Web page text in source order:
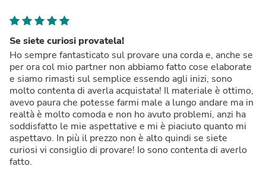
Se siete curiosi provatela!
Ho sempre fantasticato sul provare una corda e, anche se
per ora col mio partner non abbiamo fatto cose elaborate
e siamo rimasti sul semplice essendo agli inizi, sono
molto contenta di averla acquistata! Il materiale è ottimo,
avevo paura che potesse farmi male a lungo andare ma in
realtà è molto comoda e non ho avuto problemi, anzi ha
soddisfatto le mie aspettative e mi è piaciuto quanto mi
aspettavo. In più il prezzo non è alto quindi se siete
curiosi vi consiglio di provare! Io sono contenta di averlo
fatto.